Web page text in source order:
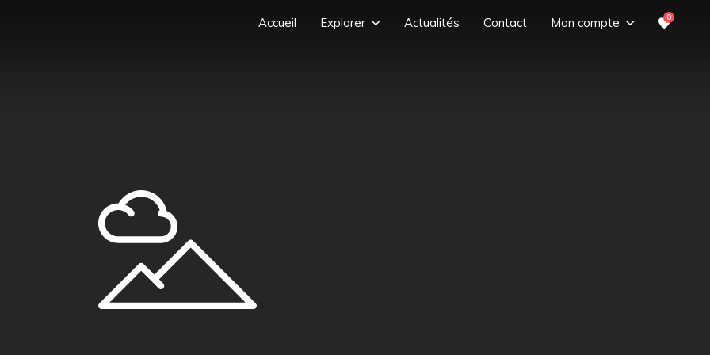
Accueil Explorer Actualités Contact Mon compte 0